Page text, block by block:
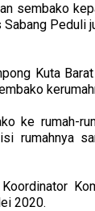
sembako
Kuta
ke rumah-
rumahnya
2020.